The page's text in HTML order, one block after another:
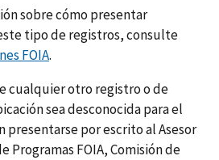
sobre cómo presentar
tipo de registros, consulte
FOIA.
cualquier otro registro o de
sea desconocida para el
por escrito al Asesor
Programas FOIA, Comisión de